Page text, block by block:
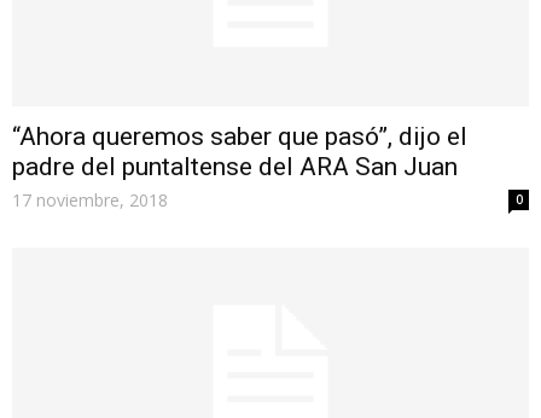
“Ahora queremos saber que pasó”, dijo el
padre del puntaltense del ARA San Juan
17 noviembre, 2018 0